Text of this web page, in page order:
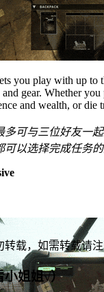
you play with up to
gear. Whether
and wealth, or die
多可与三位好友一
可以选择完成任务
转载，如需转载请
小姐姐√）